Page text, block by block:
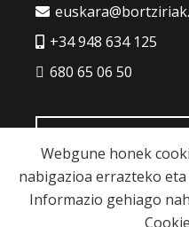
+34 948 634 125
680 65 06 50
Webgune honek
nabigazioa errazteko
Informazio gehiago